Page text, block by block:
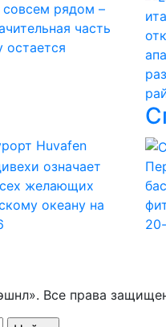
совсем рядом –
часть
Huvafen
означает
желающих
океану на
Все права